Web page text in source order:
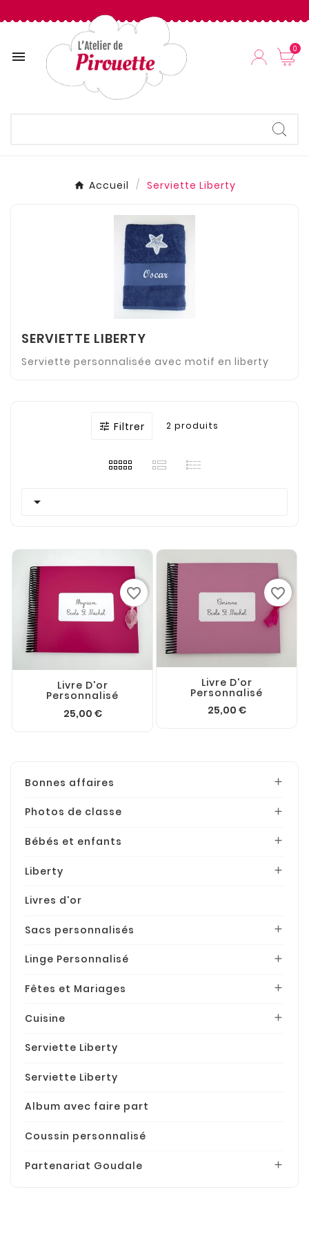
 0
Accueil Serviette Liberty
SERVIETTE LIBERTY
Serviette personnalisée avec motif en liberty
 Filtrer 2 produits

Livre D'or
Personnalisé
25,00 €
favorite_border
Livre D'or
Personnalisé
25,00 €
favorite_border
Bonnes affaires 
Photos de classe 
Bébés et enfants 
Liberty 
Livres d'or
Sacs personnalisés 
Linge Personnalisé 
Fêtes et Mariages 
Cuisine 
Serviette Liberty
Serviette Liberty
Album avec faire part
Coussin personnalisé
Partenariat Goudale 